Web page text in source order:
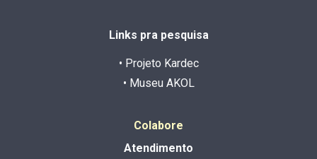
Links pra pesquisa
• Projeto Kardec
• Museu AKOL
Colabore
Atendimento